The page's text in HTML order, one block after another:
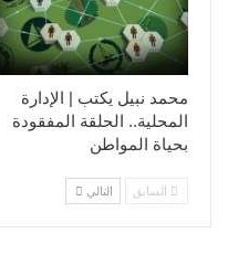
محمد نبيل يكتب | الإدارة
المحلية.. الحلقة المفقودة
بحياة المواطن
السابق التالي